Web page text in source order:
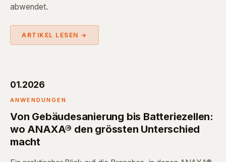
abwendet.
ARTIKEL LESEN →
01.2026
ANWENDUNGEN
Von Gebäudesanierung bis Batteriezellen:
wo ANAXA® den grössten Unterschied
macht